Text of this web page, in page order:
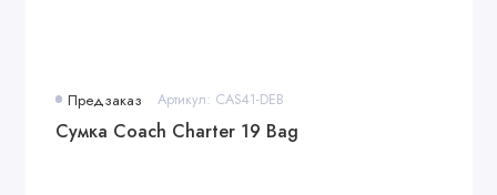
Предзаказ Артикул: CAS41-DEB
Сумка Coach Charter 19 Bag